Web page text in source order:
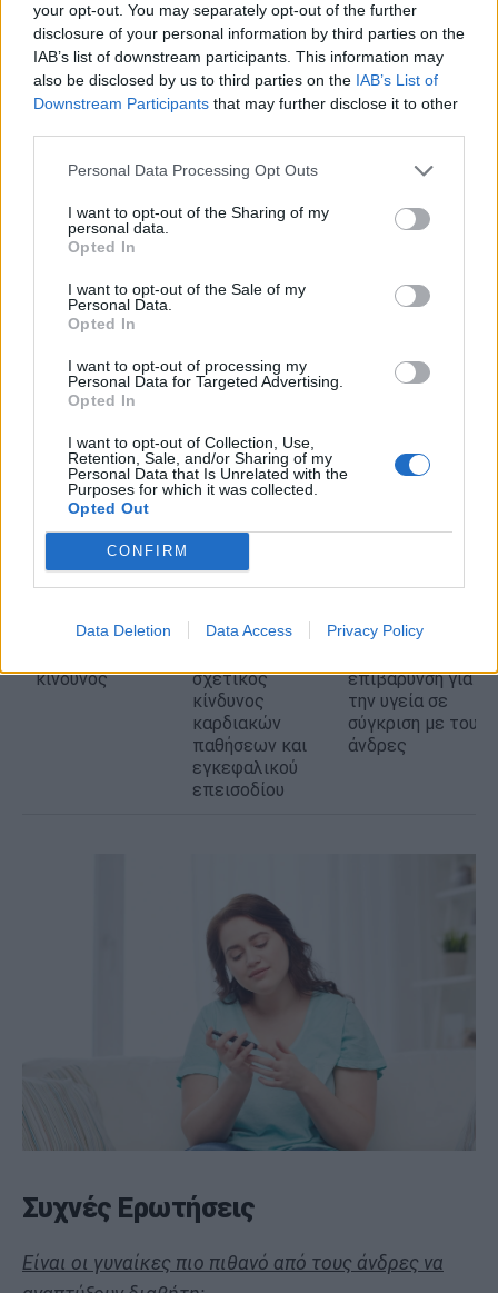
your opt-out. You may separately opt-out of the further
disclosure of your personal information by third parties on the
IAB’s list of downstream participants. This information may
also be disclosed by us to third parties on the IAB’s List of
Downstream Participants that may further disclose it to other
Personal Data Processing Opt Outs
I want to opt-out of the Sharing of my
personal data.
Opted In
I want to opt-out of the Sale of my
Personal Data.
Opted In
I want to opt-out of processing my
Personal Data for Targeted Advertising.
Opted In
I want to opt-out of Collection, Use,
Retention, Sale, and/or Sharing of my
Personal Data that Is Unrelated with the
Purposes for which it was collected.
Opted Out
CONFIRM
Data Deletion Data Access Privacy Policy
Κατηγορία
συμπτωμάτων
Παραδείγματα
Γιατί έχει
σημασία
Αναπαραγωγικά
& Ορμονικά
Ακανόνιστη
περίοδος,
Πολυκυστικών
επιδείνωση
της
Μπορεί να
καθυστερήσει τη
εκληφθεί ως
Λοιμώξεις
Ουρολοιμώξεις,
μυκητιασικές
κολπίτιδα
υποτροπιάζουσες
θεραπεία
Σεξουαλική
υγεία
Κολπική
πόνος κατά τη
σεξουαλική
επαφή, χαμηλή
παραβλέπεται
κίνδυνος
σχετικός
κίνδυνος
καρδιακών
παθήσεων και
εγκεφαλικού
επεισοδίου
επιβάρυνση για
την υγεία σε
σύγκριση με τους
άνδρες
Συχνές Ερωτήσεις
Είναι οι γυναίκες πιο πιθανό από τους άνδρες να